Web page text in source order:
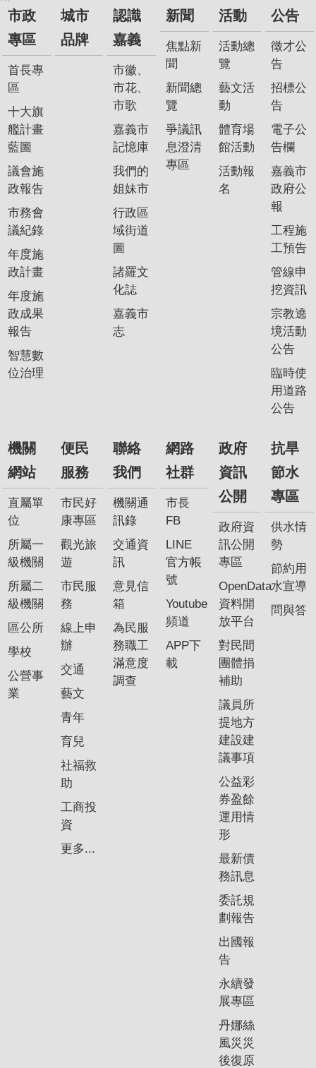
策
隱
私
權
政
策
資
料
開
宣
告
市政
專區
首長專
區
十大旗
艦計畫
藍圖
議會施
政報告
市務會
議紀錄
年度施
政計畫
年度施
政成果
報告
智慧數
位治理
城市
品牌
認識
嘉義
市徽、
市花、
市歌
嘉義市
記憶庫
我們的
姐妹市
行政區
域街道
圖
諸羅文
化誌
嘉義市
志
新聞
焦點新
聞
新聞總
覽
爭議訊
息澄清
專區
活動
活動總
覽
藝文活
動
體育場
館活動
活動報
名
公告
徵才公
告
招標公
告
電子公
告欄
嘉義市
政府公
報
工程施
工預告
管線申
挖資訊
宗教遶
境活動
公告
臨時使
用道路
公告
機關
網站
直屬單
位
所屬一
級機關
所屬二
級機關
區公所
學校
公營事
業
便民
服務
市民好
康專區
觀光旅
遊
市民服
務
線上申
辦
交通
藝文
青年
育兒
社福救
助
工商投
資
更多...
聯絡
我們
機關通
訊錄
交通資
訊
意見信
箱
為民服
務職工
滿意度
調查
網路
社群
市長
FB
LINE
官方帳
號
Youtube
頻道
APP下
載
政府
資訊
公開
政府資
訊公開
專區
OpenData
資料開
放平台
對民間
團體捐
補助
議員所
提地方
建設建
議事項
公益彩
券盈餘
運用情
形
最新債
務訊息
委託規
劃報告
出國報
告
永續發
展專區
丹娜絲
風災災
後復原
抗旱
節水
專區
供水情
勢
節約用
水宣導
問與答